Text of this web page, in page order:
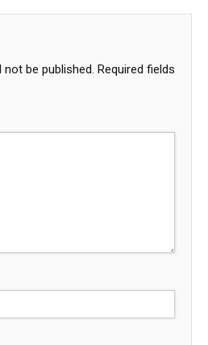
be published. Required fields